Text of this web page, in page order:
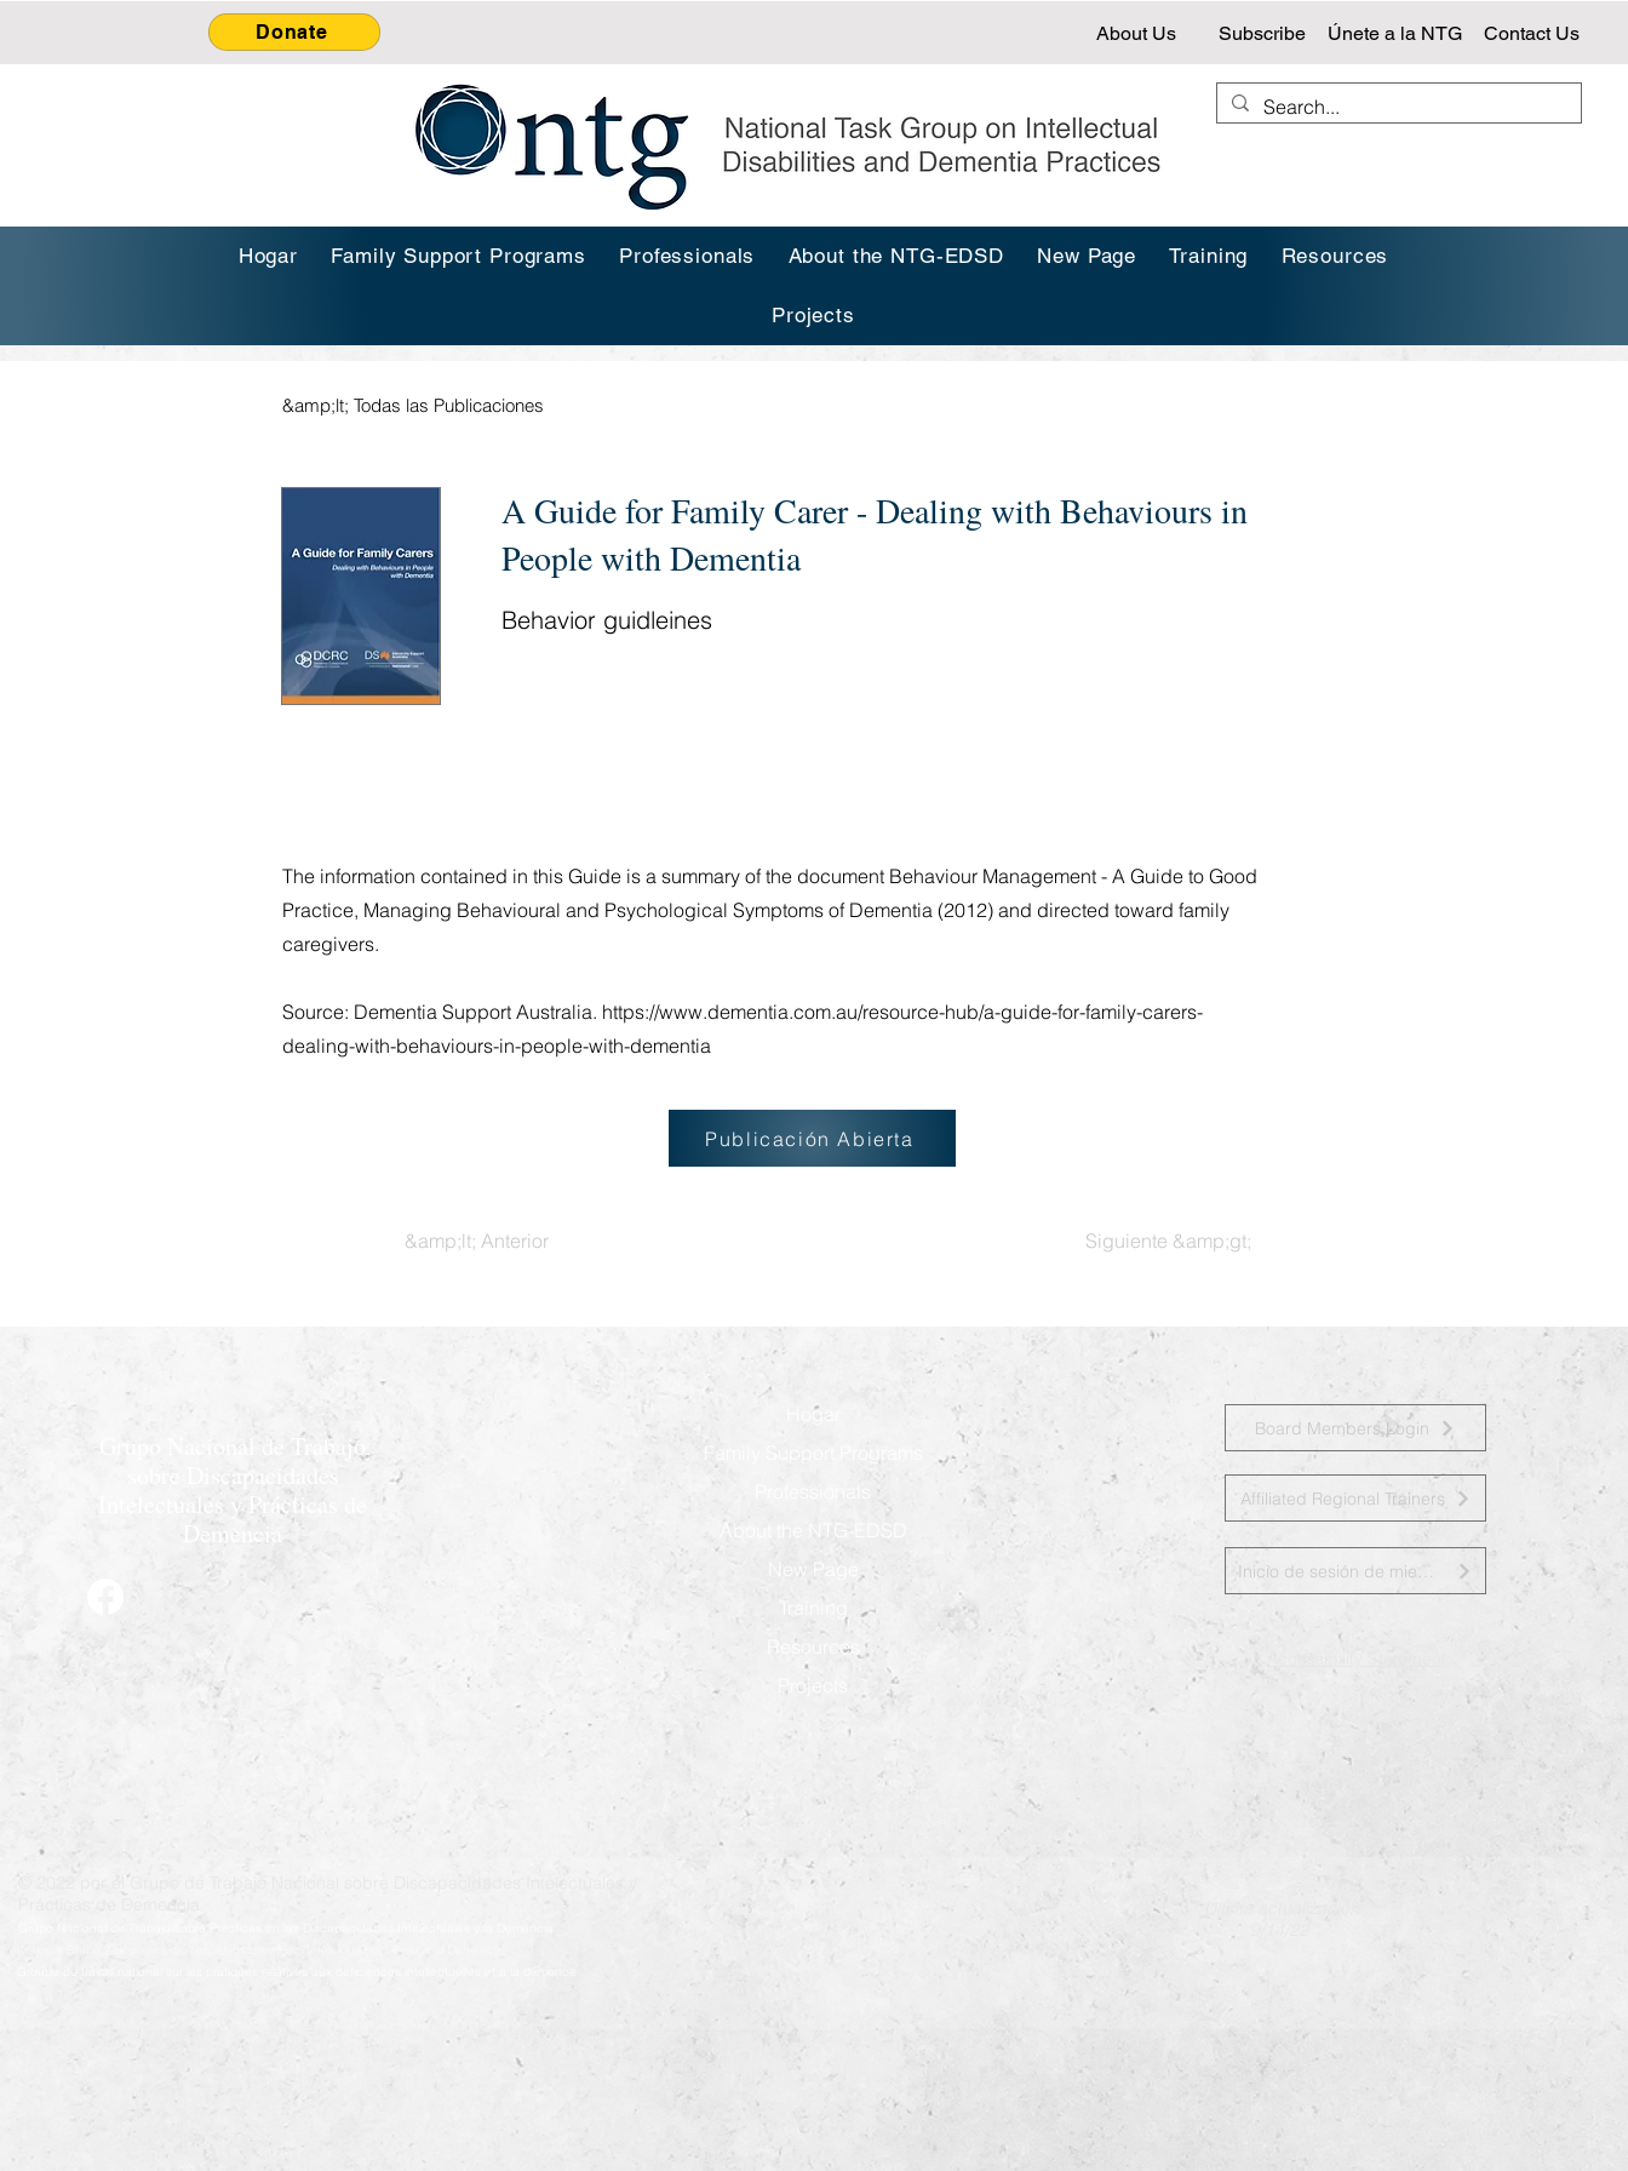
Donate About Us Subscribe Únete a la NTG Contact Us
Hogar Family Support Programs Professionals About the NTG-EDSD New Page Training Resources
Projects
&amp;lt; Todas las Publicaciones
A Guide for Family Carer - Dealing with Behaviours in
People with Dementia
Behavior guidleines
The information contained in this Guide is a summary of the document Behaviour Management - A Guide to Good
Practice, Managing Behavioural and Psychological Symptoms of Dementia (2012) and directed toward family
caregivers.
Source: Dementia Support Australia. https://www.dementia.com.au/resource-hub/a-guide-for-family-carers-
dealing-with-behaviours-in-people-with-dementia
Publicación Abierta
&amp;lt; Anterior Siguiente &amp;gt;
Grupo Nacional de Trabajo
sobre Discapacidades
Intelectuales y Prácticas de
Demencia
Hogar
Family Support Programs
About the NTG-EDSD
New Page
Training
Resources
Projects
Board Members Login
Affiliated Regional Trainers
© 2022 por el Grupo de Trabajo Nacional sobre Discapacidades Intelectuales y
Prácticas de Demencia.
Grupo Nacional de Trabajo sobre Prácticas en las Discapacidades Intelectuales y la Demencia
Groupe de travail national sur les pratiques relatives aux déficiences intellectuelles et à la démence